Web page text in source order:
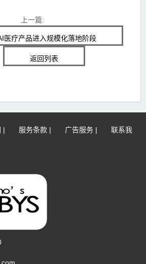
上一篇:
医疗产品进入规模化落地阶段
返回列表
| 服务条款 | 广告服务 | 联系我